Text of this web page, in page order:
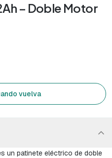
– Doble Motor
vuelva
un patinete eléctrico de doble